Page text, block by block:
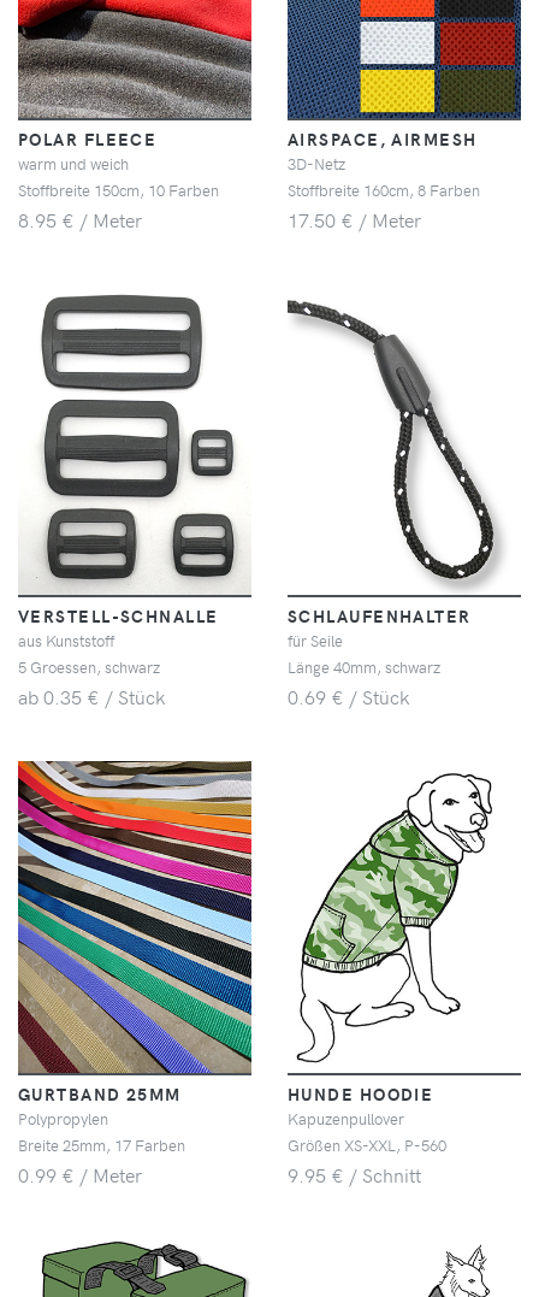
POLAR FLEECE
warm und weich
Stoffbreite 150cm, 10 Farben
8.95 € / Meter
AIRSPACE, AIRMESH
3D-Netz
Stoffbreite 160cm, 8 Farben
17.50 € / Meter
VERSTELL-SCHNALLE
aus Kunststoff
5 Groessen, schwarz
ab 0.35 € / Stück
SCHLAUFENHALTER
für Seile
Länge 40mm, schwarz
0.69 € / Stück
GURTBAND 25MM
Polypropylen
Breite 25mm, 17 Farben
0.99 € / Meter
HUNDE HOODIE
Kapuzenpullover
Größen XS-XXL, P-560
9.95 € / Schnitt